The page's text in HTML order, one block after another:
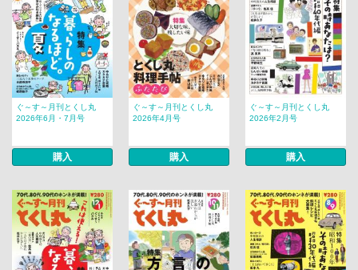
ぐ～す～月刊とくし丸
2026年6月・7月号
購入
ぐ～す～月刊とくし丸
2026年4月号
購入
ぐ～す～月刊とくし丸
2026年2月号
購入